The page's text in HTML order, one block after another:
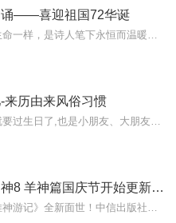
诵——喜迎祖国72华诞
来历由来风俗习惯
小猪屏蓬十二生肖神8 羊神篇国庆节开始更新啦！